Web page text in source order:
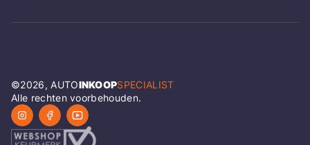
©2026, AUTOINKOOPSPECIALIST
Alle rechten voorbehouden.